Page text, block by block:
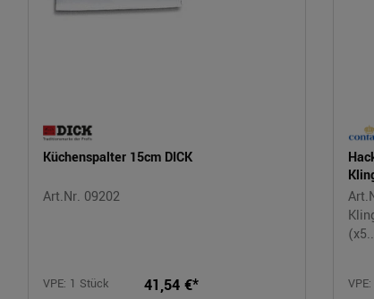
Küchenspalter 15cm DICK
Art.Nr. 09202
VPE: 1 Stück
41,54 €*